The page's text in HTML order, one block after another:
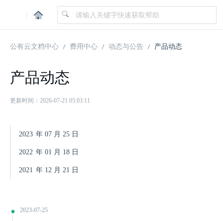
|
公有云文档中心 费用中心 动态与公告 产品动态
产品动态
更新时间：2026-07-21 05:03:11
2023 年 07 月 25 日
2022 年 01 月 18 日
2021 年 12 月 21 日
2023-07-25